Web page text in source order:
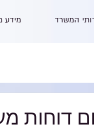
המשרד מידע
דוחות